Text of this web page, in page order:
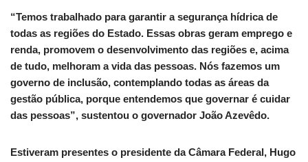
“Temos trabalhado para garantir a segurança hídrica de
todas as regiões do Estado. Essas obras geram emprego e
renda, promovem o desenvolvimento das regiões e, acima
de tudo, melhoram a vida das pessoas. Nós fazemos um
governo de inclusão, contemplando todas as áreas da
gestão pública, porque entendemos que governar é cuidar
das pessoas”, sustentou o governador João Azevêdo.
Estiveram presentes o presidente da Câmara Federal, Hugo